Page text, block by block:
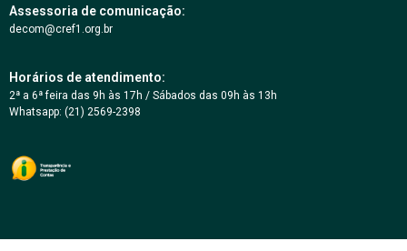
Assessoria de comunicação:
decom@cref1.org.br
Horários de atendimento:
2ª a 6ª feira das 9h às 17h / Sábados das 09h às 13h
Whatsapp: (21) 2569-2398